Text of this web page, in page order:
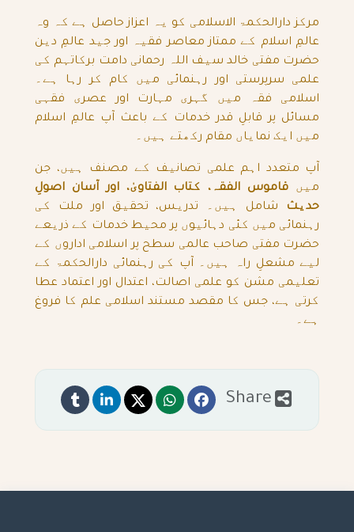
مرکز دارالحکمۃ الاسلامی کو یہ اعزاز حاصل ہے کہ وہ
عالمِ اسلام کے ممتاز معاصر فقیہ اور جید عالمِ دین
حضرت مفتی خالد سیف اللہ رحمانی دامت برکاتہم کی
علمی سرپرستی اور رہنمائی میں کام کر رہا ہے۔
اسلامی فقہ میں گہری مہارت اور عصری فقہی
مسائل پر قابلِ قدر خدمات کے باعث آپ عالمِ اسلام
میں ایک نمایاں مقام رکھتے ہیں۔
آپ متعدد اہم علمی تصانیف کے مصنف ہیں، جن
میں قاموس الفقہ، کتاب الفتاویٰ، اور آسان اصولِ
حدیث
شامل ہیں۔ تدریس، تحقیق اور ملت کی
رہنمائی میں کئی دہائیوں پر محیط خدمات کے ذریعے
حضرت مفتی صاحب عالمی سطح پر اسلامی اداروں کے
لیے مشعلِ راہ ہیں۔ آپ کی رہنمائی دارالحکمۃ کے
تعلیمی مشن کو علمی اصالت، اعتدال اور اعتماد عطا
کرتی ہے، جس کا مقصد مستند اسلامی علم کا فروغ
ہے۔
Share